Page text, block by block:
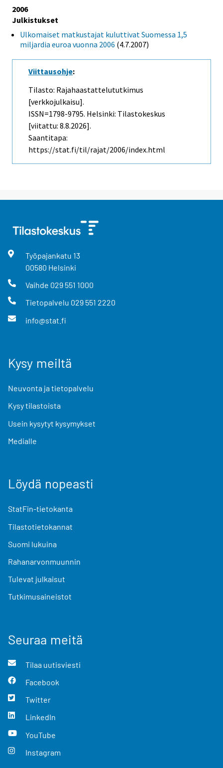
2006
Julkistukset
Ulkomaiset matkustajat kuluttivat Suomessa 1,5
miljardia euroa vuonna 2006 (4.7.2007)
Viittausohje:
Tilasto: Rajahaastattelututkimus
[verkkojulkaisu].
ISSN=1798-9795. Helsinki: Tilastokeskus
[viitattu: 8.8.2026].
Saantitapa:
https://stat.fi/til/rajat/2006/index.html
Työpajankatu 13
00580 Helsinki
Vaihde 029 551 1000
Tietopalvelu 029 551 2220
info@stat.fi
Kysy meiltä
Neuvonta ja tietopalvelu
Kysy tilastoista
Usein kysytyt kysymykset
Medialle
Löydä nopeasti
StatFin-tietokanta
Tilastotietokannat
Suomi lukuina
Rahanarvonmuunnin
Tulevat julkaisut
Tutkimusaineistot
Seuraa meitä
Tilaa uutisviesti
Facebook
Twitter
LinkedIn
YouTube
Instagram